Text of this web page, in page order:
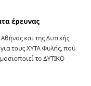
έρευνας
και της Δυτικής
τους ΧΥΤΑ Φυλής, που
το ΔΥΤΙΚΟ